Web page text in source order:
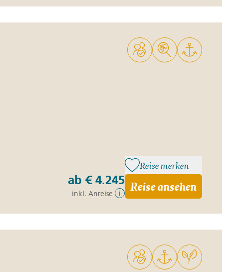
ab € 4.245
inkl. Anreise i
Reise merken
Reise ansehen